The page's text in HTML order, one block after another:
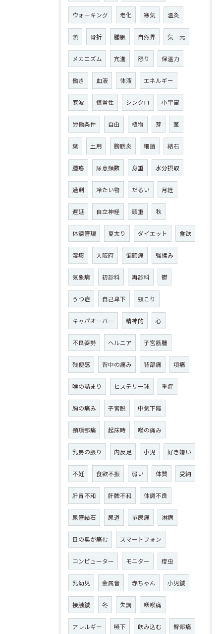
ウォーキング 老化 寒気 温灸
熱 骨折 腫脹 自然界 気一元
メカニズム 亢進 怒り 保温力
働き 血液 体液 エネルギー
寒波 恒常性 シンクロ 小宇宙
労働条件 自由 植物 芽 茎
葉 土用 膀胱炎 細菌 結石
腫瘍 尿意頻数 身重 水分摂取
過剰 冷たい物 だるい 月経
遅延 自立神経 頭重 秋
体調管理 夏太り ダイエット 食欲
湿痰 大阪府 偏頭痛 強揉み
気象病 初診料 再診料 鬱
うつ症 自己卑下 頸こり
キャパオーバー 精神的 心
不良姿勢 ヘルニア 子宮筋腫
残便感 背中の痛み 背部痛 項痛
喉の詰まり ヒステリー球 重症
胸の痛み 子宮脱 中気下陥
頸項部痛 起床時 喉の痛み
乳房の脹り 内反足 小児 好き嫌い
不妊 食欲不振 弱い 体質 受納
肝胃不和 肝脾不和 体調不良
尿管結石 尿道 排尿痛 淋病
目の奥が痛む スマートフォン
コンピューター モニター 疳虫
乳幼児 金属音 赤ちゃん 小児鍼
接触鍼 冬 失調 咽喉痛
アレルギー 嚥下 飲み込む 臀部痛